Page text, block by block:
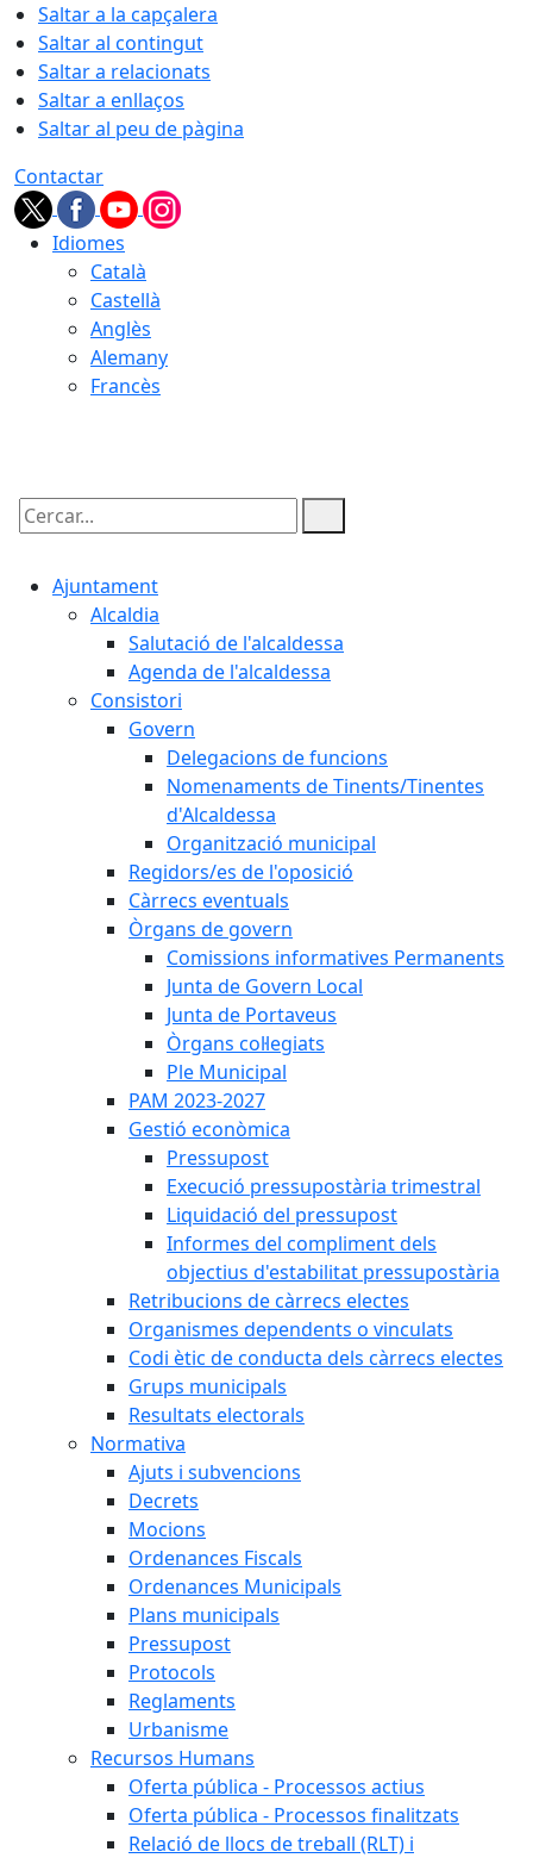
Saltar a la capçalera
Saltar al contingut
Saltar a relacionats
Saltar a enllaços
Saltar al peu de pàgina
Contactar
Idiomes
Català
Castellà
Anglès
Alemany
Francès
Cercar:
Ajuntament
Alcaldia
Salutació de l'alcaldessa
Agenda de l'alcaldessa
Consistori
Govern
Delegacions de funcions
Nomenaments de Tinents/Tinentes
d'Alcaldessa
Organització municipal
Regidors/es de l'oposició
Càrrecs eventuals
Òrgans de govern
Comissions informatives Permanents
Junta de Govern Local
Junta de Portaveus
Òrgans col·legiats
Ple Municipal
PAM 2023-2027
Gestió econòmica
Pressupost
Execució pressupostària trimestral
Liquidació del pressupost
Informes del compliment dels
objectius d'estabilitat pressupostària
Retribucions de càrrecs electes
Organismes dependents o vinculats
Codi ètic de conducta dels càrrecs electes
Grups municipals
Resultats electorals
Normativa
Ajuts i subvencions
Decrets
Mocions
Ordenances Fiscals
Ordenances Municipals
Plans municipals
Pressupost
Protocols
Reglaments
Urbanisme
Recursos Humans
Oferta pública - Processos actius
Oferta pública - Processos finalitzats
Relació de llocs de treball (RLT) i